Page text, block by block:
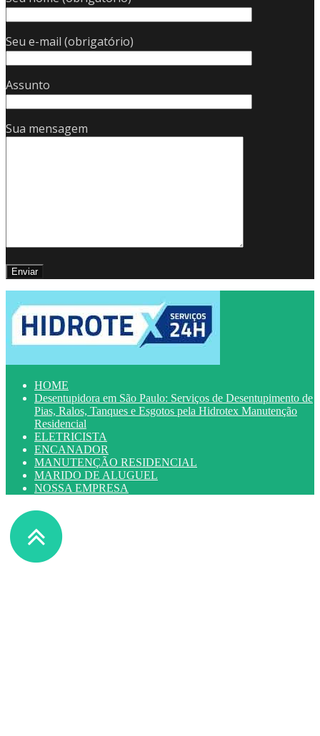
Seu e-mail (obrigatório)
Assunto
Sua mensagem
HOME
Desentupidora em São Paulo: Serviços de Desentupimento de
Pias, Ralos, Tanques e Esgotos pela Hidrotex Manutenção
Residencial
ELETRICISTA
ENCANADOR
MANUTENÇÃO RESIDENCIAL
MARIDO DE ALUGUEL
NOSSA EMPRESA